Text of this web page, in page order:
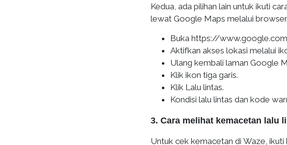
Kedua, ada pilihan lain untuk ikuti
lewat Google Maps melalui browser.
Buka https://
Aktifkan akses lokasi melalui
Ulang kembali laman Google
Klik ikon tiga garis.
Klik Lalu lintas.
Kondisi lalu lintas dan kode
3. Cara melihat kemacetan lalu
Untuk cek kemacetan di Waze, ikuti